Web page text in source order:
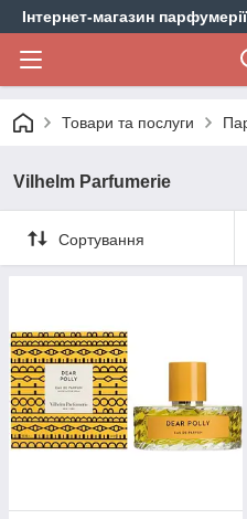
Інтернет-магазин
Товари та послуги
Vilhelm Parfumerie
Сортування